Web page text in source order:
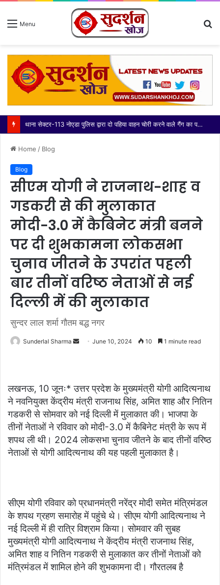
Menu
थाना सेक्टर-113 नोएडा पुलिस द्वारा दो पहिया वाहन चोरी करने वाले गैंग का पर्दाफाश करते हुए 03 अभियुक्त गिरफ्तार, कब्जे/निशादेही से चोरी की 14 मोटरसाइकिल, घटना में प्रयुक्त 01 मोटरसाइकिल व 01 अवैध चाकू बरामद
Home / Blog
Blog
सीएम योगी ने राजनाथ-शाह व
गडकरी से की मुलाकात
मोदी-3.0 में कैबिनेट मंत्री बनने
पर दी शुभकामना लोकसभा
चुनाव जीतने के उपरांत पहली
बार तीनों वरिष्ठ नेताओं से नई
दिल्ली में की मुलाकात
सुन्दर लाल शर्मा गौतम बद्ध नगर
Sunderlal Sharma
SendJune 10, 2024 10 1 minute read
लखनऊ, 10 जूनः* उत्तर प्रदेश के मुख्यमंत्री योगी आदित्यनाथ
ने नवनियुक्त केंद्रीय मंत्री राजनाथ सिंह, अमित शाह और नितिन
गडकरी से सोमवार को नई दिल्ली में मुलाकात की। भाजपा के
तीनों नेताओं ने रविवार को मोदी-3.0 में कैबिनेट मंत्री के रूप में
शपथ ली थी। 2024 लोकसभा चुनाव जीतने के बाद तीनों वरिष्ठ
नेताओं से योगी आदित्यनाथ की यह पहली मुलाकात है।
सीएम योगी रविवार को प्रधानमंत्री नरेंद्र मोदी समेत मंत्रिमंडल
के शपथ ग्रहण समारोह में पहुंचे थे। सीएम योगी आदित्यनाथ ने
नई दिल्ली में ही रात्रि विश्राम किया। सोमवार की सुबह
मुख्यमंत्री योगी आदित्यनाथ ने केंद्रीय मंत्री राजनाथ सिंह,
अमित शाह व नितिन गडकरी से मुलाकात कर तीनों नेताओं को
मंत्रिमंडल में शामिल होने की शुभकामना दी। गौरतलब है